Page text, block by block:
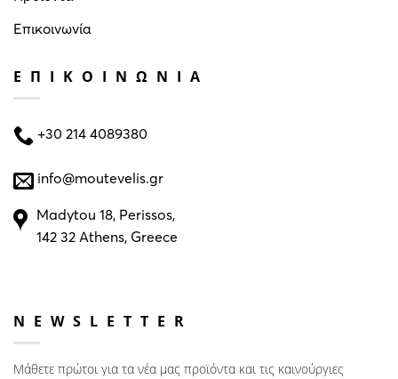
Επικοινωνία
ΕΠΙΚΟΙΝΩΝΙΑ
+30 214 4089380
info@moutevelis.gr
Madytou 18, Perissos,
142 32 Athens, Greece
NEWSLETTER
Μάθετε πρώτοι για τα νέα μας προϊόντα και τις καινούργιες